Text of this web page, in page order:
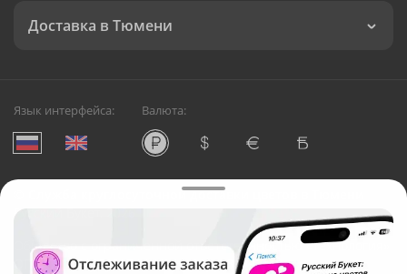
Доставка в Тюмени
Язык интерфейса: Валюта:
Служба круглосуточной доставки цветов в Тюмени
Русский Букет, 2026
Общество с ограниченной ответственностью «Технология»
ОГРН: 1195476081745, ИНН: 5410081997